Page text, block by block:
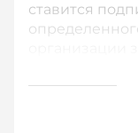
ставится